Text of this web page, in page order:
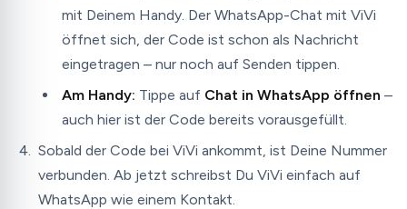
mit Deinem Handy. Der WhatsApp-Chat mit ViVi
öffnet sich, der Code ist schon als Nachricht
eingetragen – nur noch auf Senden tippen.
Am Handy: Tippe auf Chat in WhatsApp öffnen –
auch hier ist der Code bereits vorausgefüllt.
Sobald der Code bei ViVi ankommt, ist Deine Nummer
verbunden. Ab jetzt schreibst Du ViVi einfach auf
WhatsApp wie einem Kontakt.